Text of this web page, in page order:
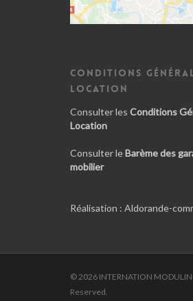
CONDITIONS
LOCATION
Consulter les Conditions
Location
Consulter leBarème des
mobilier
Réalisation : Aldorande-
© 2026 INTERNATION
Reserved.